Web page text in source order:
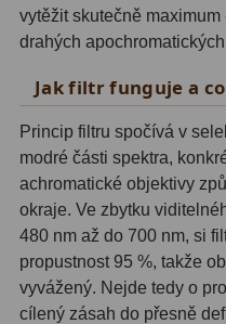
Barevné66
Planetární kamery 20
Deep-Sky kamery28
Guiding kamery 14
T-kroužky16
Adaptéry projekční 11
vytěžit skutečně
drahých
Jak filtr funguje a
Princip filtru spočívá v
modré části spektra,
achromatické objektivy
okraje. Ve zbytku
480 nm až do 700 nm, si
propustnost 95 %, takže
vyvážený. Nejde tedy o
cílený zásah do přesně